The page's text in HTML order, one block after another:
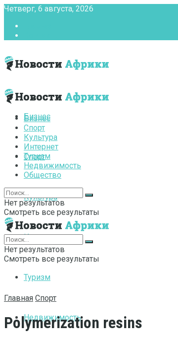
Четверг, 6 августа, 2026
Бизнес
Спорт
Культура
Интернет
Туризм
Недвижимость
Бизнес
Спорт
Культура
Интернет
Туризм
Недвижимость
Общество
Нет результатов
Смотреть все результаты
Нет результатов
Смотреть все результаты
Главная Спорт
Polymerization resins